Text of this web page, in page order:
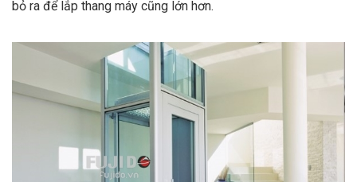
bỏ ra để lắp thang máy cũng lớn hơn.